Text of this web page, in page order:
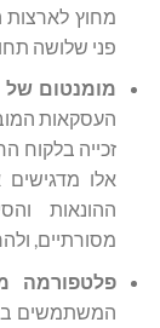
מחוץ
פני שלושה
מומנטום של
זכייה בלקוח
אלו מדגישים
ההונאות
מסורתיים,
פלטפורמה